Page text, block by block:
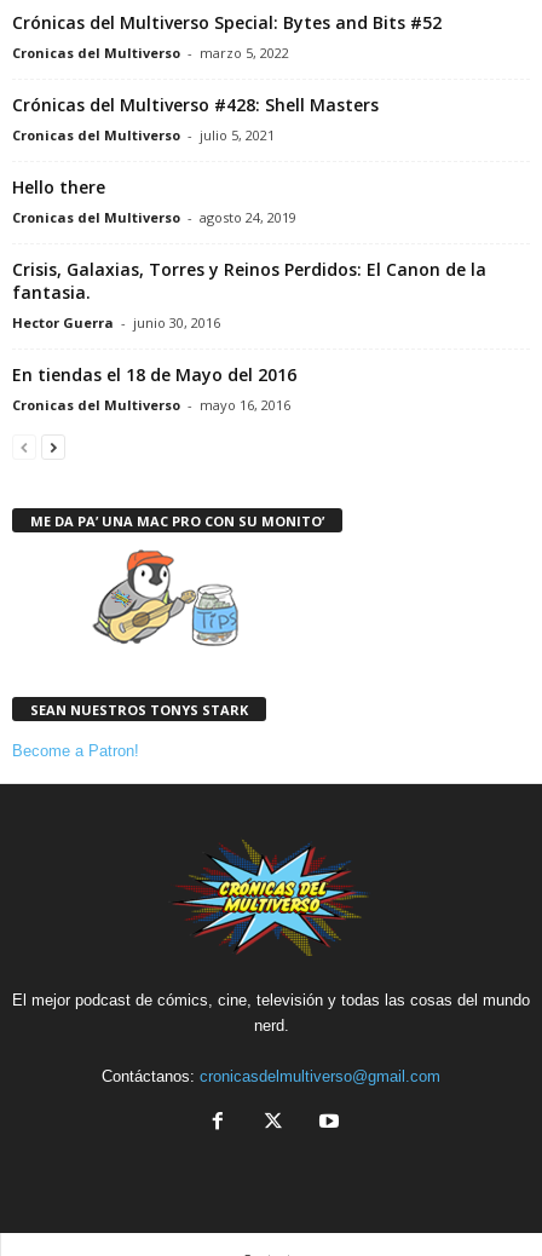
Crónicas del Multiverso Special: Bytes and Bits #52
Cronicas del Multiverso - marzo 5, 2022
Crónicas del Multiverso #428: Shell Masters
Cronicas del Multiverso - julio 5, 2021
Hello there
Cronicas del Multiverso - agosto 24, 2019
Crisis, Galaxias, Torres y Reinos Perdidos: El Canon de la
fantasia.
Hector Guerra - junio 30, 2016
En tiendas el 18 de Mayo del 2016
Cronicas del Multiverso - mayo 16, 2016
ME DA PA’ UNA MAC PRO CON SU MONITO’
SEAN NUESTROS TONYS STARK
Become a Patron!
El mejor podcast de cómics, cine, televisión y todas las cosas del mundo
nerd.
Contáctanos: cronicasdelmultiverso@gmail.com